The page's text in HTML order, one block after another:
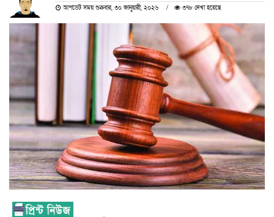
আপডেট সময় শুক্রবার, ৩০ জানুয়ারী, ২০২৬ ৩৭৮ দেখা হয়েছে